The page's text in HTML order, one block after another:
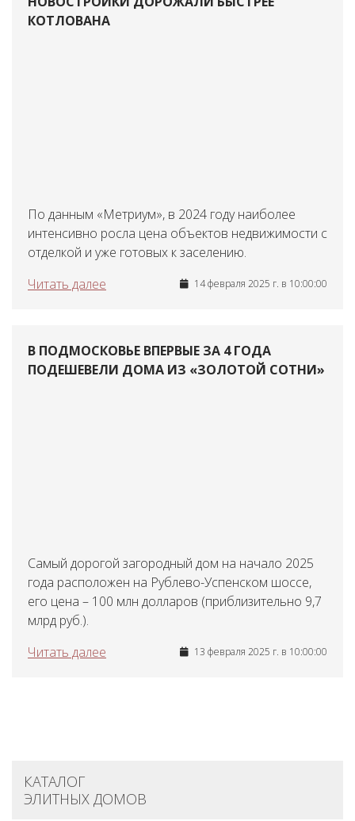
КОТЛОВАНА
По данным «Метриум», в 2024 году наиболее
интенсивно росла цена объектов недвижимости с
отделкой и уже готовых к заселению.
Читать далее
14 февраля 2025 г. в 10:00:00
В ПОДМОСКОВЬЕ ВПЕРВЫЕ ЗА 4 ГОДА
ПОДЕШЕВЕЛИ ДОМА ИЗ «ЗОЛОТОЙ СОТНИ»
Самый дорогой загородный дом на начало 2025
года расположен на Рублево-Успенском шоссе,
его цена – 100 млн долларов (приблизительно 9,7
млрд руб.).
Читать далее
13 февраля 2025 г. в 10:00:00
КАТАЛОГ
ЭЛИТНЫХ ДОМОВ